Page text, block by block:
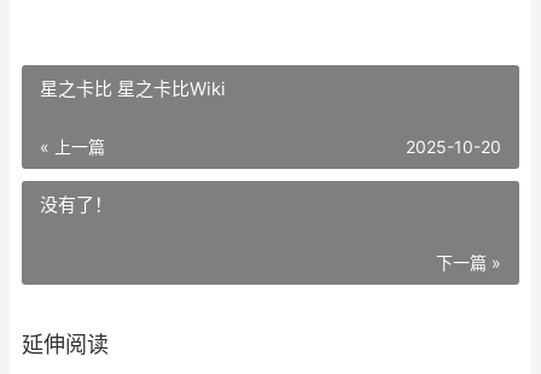
星之卡比 星之卡比Wiki
« 上一篇 2025-10-20
没有了！
下一篇 »
延伸阅读